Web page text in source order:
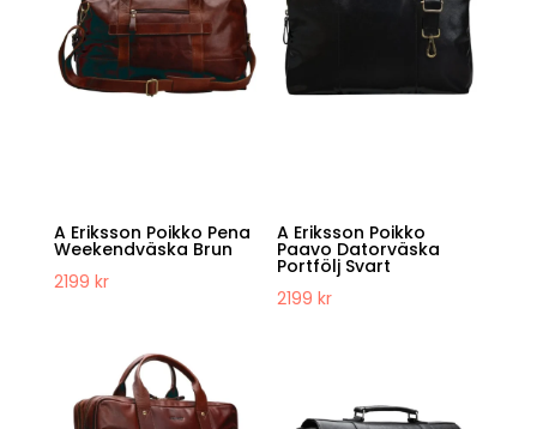
A Eriksson Poikko Pena
Weekendväska Brun
2199 kr
A Eriksson Poikko
Paavo Datorväska
Portfölj Svart
2199kr